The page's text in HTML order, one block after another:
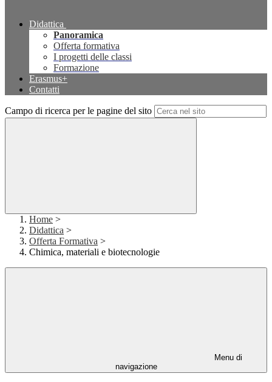
Didattica
Panoramica
Offerta formativa
I progetti delle classi
Formazione
Erasmus+
Contatti
Campo di ricerca per le pagine del sito
Home >
Didattica >
Offerta Formativa >
Chimica, materiali e biotecnologie
Menu di
navigazione